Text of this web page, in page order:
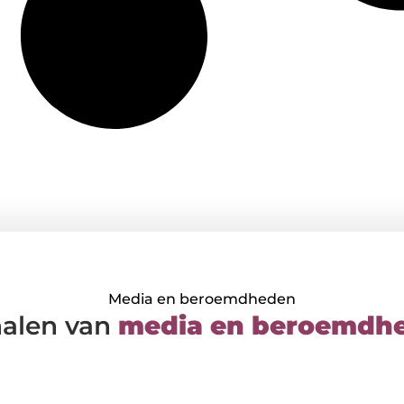
Media en beroemdheden
van media en